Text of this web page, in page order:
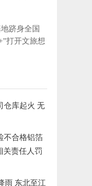
跻身全国
打开文旅想
仓库起火 无
不合格铝箔
关责任人罚
雨 东北至江